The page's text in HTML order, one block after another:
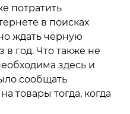
потратить
в поисках
ждать чёрную
в год. Что также не
здесь и
сообщать
товары тогда, когда